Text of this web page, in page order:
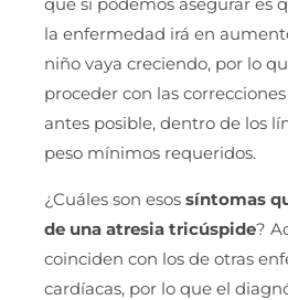
que sí podemos asegurar es
la enfermedad irá en
niño vaya creciendo, por lo
proceder con las
antes posible, dentro de los
peso mínimos requeridos.
¿Cuáles son esos síntomas
de una atresia tricúspide?
coinciden con los de otras
cardíacas, por lo que el